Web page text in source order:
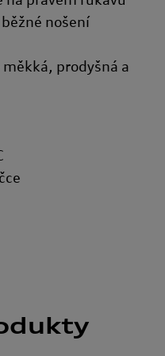
nošení
prodyšná a
údaje